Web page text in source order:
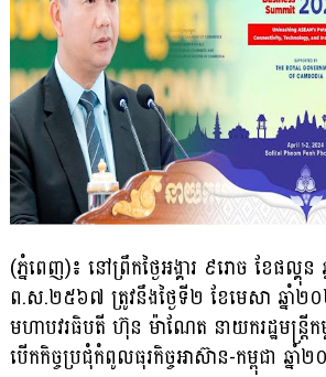
(ភ្នំពេញ)៖ នៅព្រឹកថ្ងៃអង្គារ ៩រោច ខែផល្គុ
ព.ស.២៥៦៧ ត្រូវនឹងថ្ងៃទី២ ខែមេសា ឆ្នាំ២
មហាបវរធិបតី ហ៊ុន ម៉ាណែត នាយករដ្ឋមន្ត្រីក
បើកកិច្ចប្រជុំកំពូលធុរកិច្ចអាស៊ាន-កម្ពុជា ឆ្នាំ